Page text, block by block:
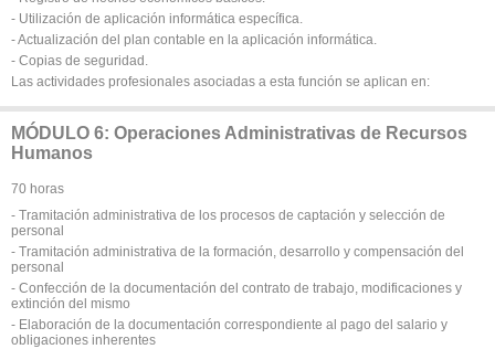
- Utilización de aplicación informática específica.
- Actualización del plan contable en la aplicación informática.
- Copias de seguridad.
Las actividades profesionales asociadas a esta función se aplican en:
MÓDULO 6: Operaciones Administrativas de Recursos
Humanos
70 horas
- Tramitación administrativa de los procesos de captación y selección de
personal
- Tramitación administrativa de la formación, desarrollo y compensación del
personal
- Confección de la documentación del contrato de trabajo, modificaciones y
extinción del mismo
- Elaboración de la documentación correspondiente al pago del salario y
obligaciones inherentes